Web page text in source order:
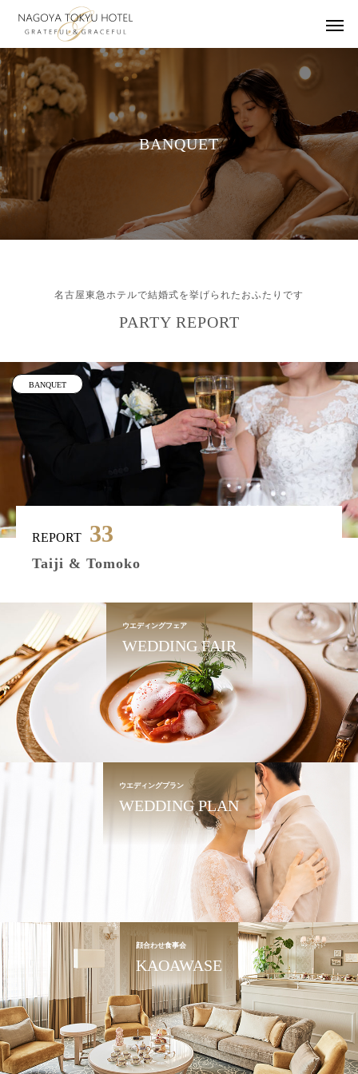
BANQUET
名古屋東急ホテルで結婚式を挙げられたおふたりです
PARTY REPORT
BANQUET
REPORT 33
Taiji & Tomoko
ウエディングフェア
WEDDING FAIR
ウエディングプラン
WEDDING PLAN
顔合わせ食事会
KAOAWASE